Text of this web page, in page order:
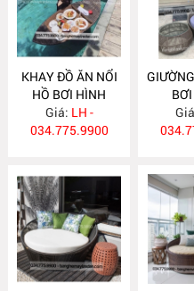
KHAY ĐỒ ĂN NỔI
HỒ BƠI HÌNH
THUYỀN K11N
Giá: LH -
034.775.9900